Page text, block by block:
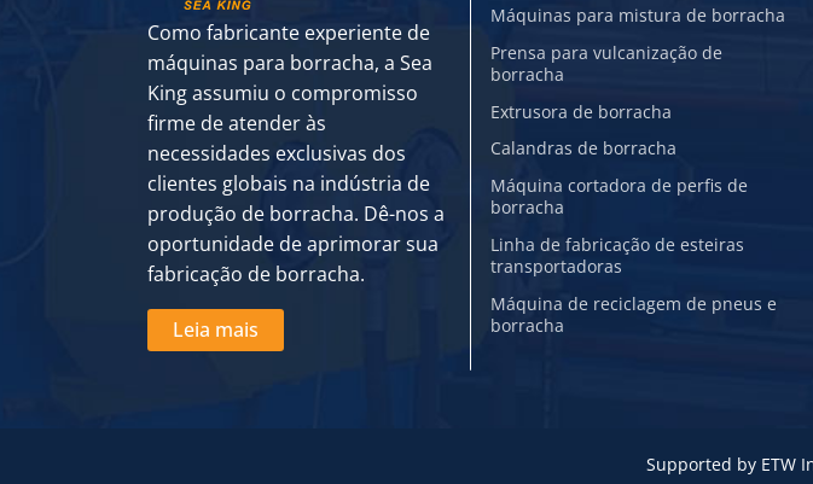
Como fabricante experiente de
máquinas para borracha, a Sea
King assumiu o compromisso
firme de atender às
necessidades exclusivas dos
clientes globais na indústria de
produção de borracha. Dê-nos a
oportunidade de aprimorar sua
fabricação de borracha.
Leia mais
Máquinas para mistura de borracha
Prensa para vulcanização de
borracha
Extrusora de borracha
Calandras de borracha
Máquina cortadora de perfis de
borracha
Linha de fabricação de esteiras
transportadoras
Máquina de reciclagem de pneus e
borracha
Supported by ETW